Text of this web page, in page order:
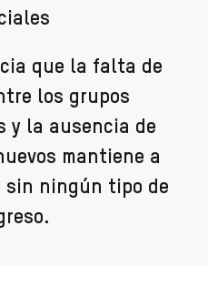
que la falta de
los grupos
y la ausencia de
mantiene a
sin ningún tipo de